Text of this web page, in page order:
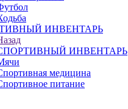
ИНВЕНТАРЬ
ИНВЕНТАРЬ
медицина
питание